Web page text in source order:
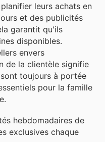
leurs achats en
et des publicités
garantit qu'ils
disponibles.
envers
de la clientèle signifie
toujours à portée
pour la famille
hebdomadaires de
exclusives chaque